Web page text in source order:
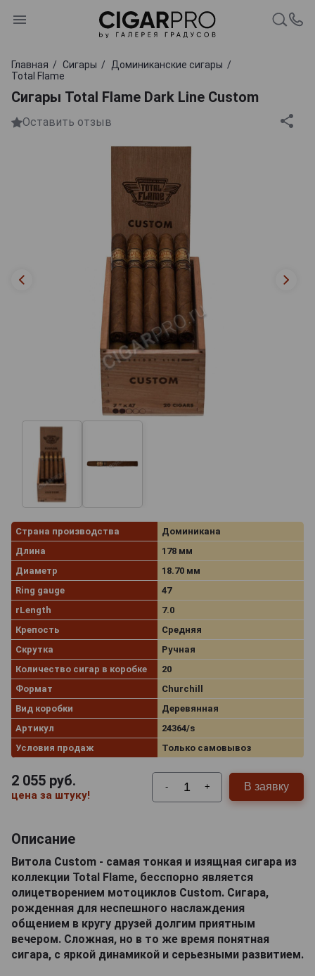
Главная Сигары
Доминиканские сигары
Total Flame
Сигары Total Flame Dark Line Custom
Оставить отзыв
Страна производства
Доминикана
Длина
178 мм
Диаметр
18.70 мм
Ring gauge
47
rLength
7.0
Крепость
Средняя
Скрутка
Ручная
Количество сигар в коробке
20
Формат
Churchill
Вид коробки
Деревянная
Артикул
24364/s
Условия продаж
Только самовывоз
2 055 руб.
цена за штуку!
- + В заявку
Описание
Витола Custom - самая тонкая и изящная сигара из
коллекции Total Flame, бесспорно является
олицетворением мотоциклов Custom. Сигара,
рожденная для неспешного наслаждения
общением в кругу друзей долгим приятным
вечером. Сложная, но в то же время понятная
сигара, с яркой динамикой и серьезными развитием.